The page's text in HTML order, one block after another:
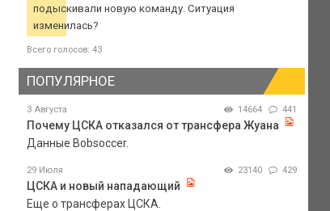
подыскивали новую команду. Ситуация
изменилась?
Всего голосов: 43
ПОПУЛЯРНОЕ
3 Августа 14664 441
Почему ЦСКА отказался от трансфера Жуана
Данные Bobsoccer.
29 Июля 23140 429
ЦСКА и новый нападающий
Еще о трансферах ЦСКА.